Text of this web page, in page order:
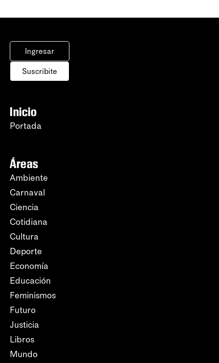
Ingresar
Suscribite
Inicio
Portada
Áreas
Ambiente
Carnaval
Ciencia
Cotidiana
Cultura
Deporte
Economía
Educación
Feminismos
Futuro
Justicia
Libros
Mundo